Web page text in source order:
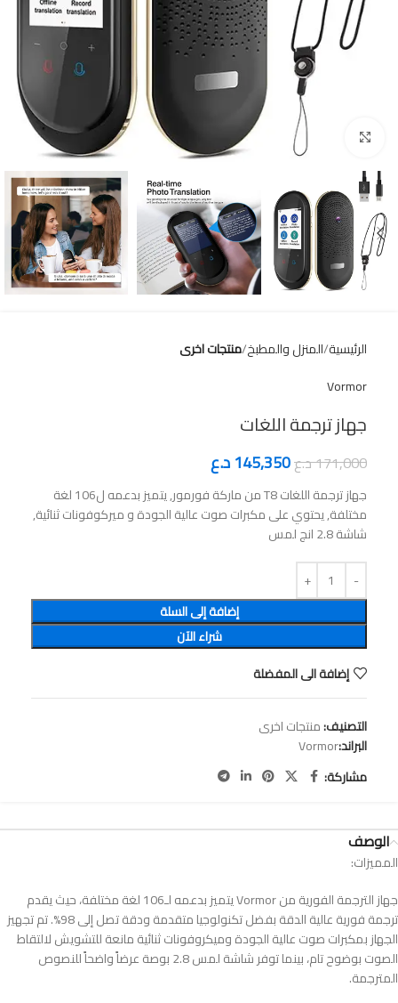
Click to enlarge
الرئيسية المنزل والمطبخ منتجات اخرى
Vormor
جهاز ترجمة اللغات
171,000د.ع145,350د.ع
جهاز ترجمة اللغات T8 من ماركة فورمور, يتميز بدعمه ل106 لغة
مختلفة, يحتوي على مكبرات صوت عالية الجودة و ميركوفونات ثنائية,
شاشة 2.8 انج لمس
إضافة إلى السلة
شراء الآن
إضافة الى المفضلة
التصنيف:منتجات اخرى
البراند:Vormor
مشاركة:
الوصف
المميزات:
جهاز الترجمة الفورية من Vormor يتميز بدعمه لـ106 لغة مختلفة، حيث يقدم
ترجمة فورية عالية الدقة بفضل تكنولوجيا متقدمة ودقة تصل إلى 98%. تم تجهيز
الجهاز بمكبرات صوت عالية الجودة وميكروفونات ثنائية مانعة للتشويش لالتقاط
الصوت بوضوح تام، بينما توفر شاشة لمس 2.8 بوصة عرضاً واضحاً للنصوص
المترجمة.